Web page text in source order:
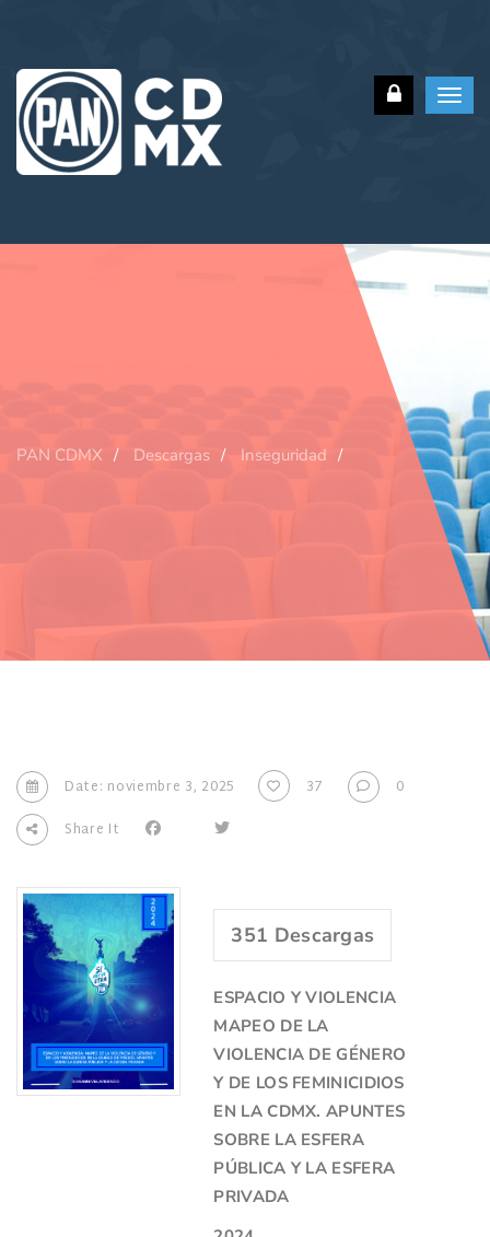
PAN CDMX Descargas Inseguridad
Date: noviembre 3, 2025 37
0
Share It
351 Descargas
ESPACIO Y VIOLENCIA
MAPEO DE LA
VIOLENCIA DE GÉNERO
Y DE LOS FEMINICIDIOS
EN LA CDMX. APUNTES
SOBRE LA ESFERA
PÚBLICA Y LA ESFERA
PRIVADA